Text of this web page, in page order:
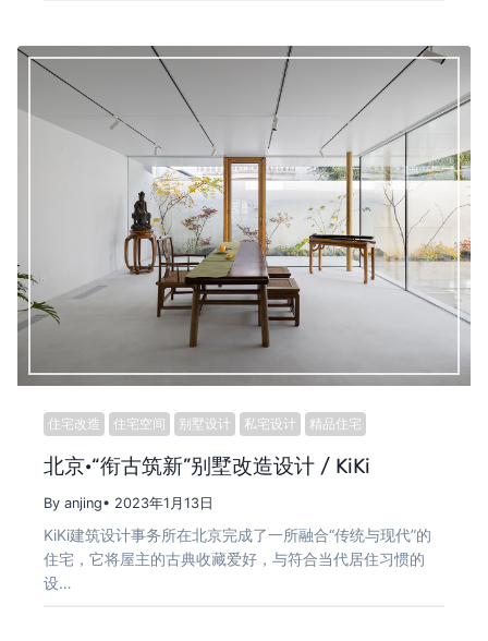
住宅改造 住宅空间 别墅设计 私宅设计 精品住宅
北京·“衔古筑新”别墅改造设计 / KiKi
By anjing• 2023年1月13日
KiKi建筑设计事务所在北京完成了一所融合“传统与现代”的
住宅，它将屋主的古典收藏爱好，与符合当代居住习惯的
设…